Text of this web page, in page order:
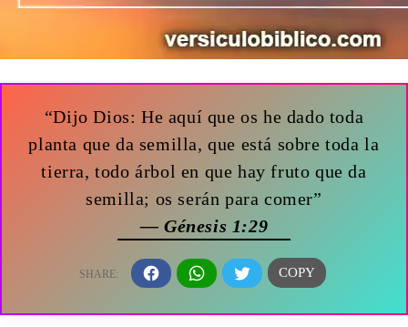
“Dijo Dios: He aquí que os he dado toda
planta que da semilla, que está sobre toda la
tierra, todo árbol en que hay fruto que da
semilla; os serán para comer”
— Génesis 1:29